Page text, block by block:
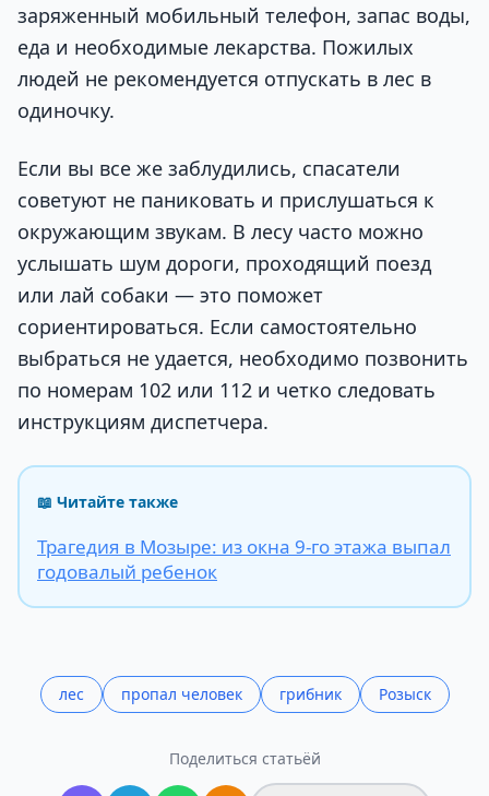
заряженный мобильный телефон, запас воды,
еда и необходимые лекарства. Пожилых
людей не рекомендуется отпускать в лес в
одиночку.
Если вы все же заблудились, спасатели
советуют не паниковать и прислушаться к
окружающим звукам. В лесу часто можно
услышать шум дороги, проходящий поезд
или лай собаки — это поможет
сориентироваться. Если самостоятельно
выбраться не удается, необходимо позвонить
по номерам 102 или 112 и четко следовать
инструкциям диспетчера.
📖 Читайте также
Трагедия в Мозыре: из окна 9-го этажа выпал
годовалый ребенок
лес пропал человек грибник Розыск
Поделиться статьёй